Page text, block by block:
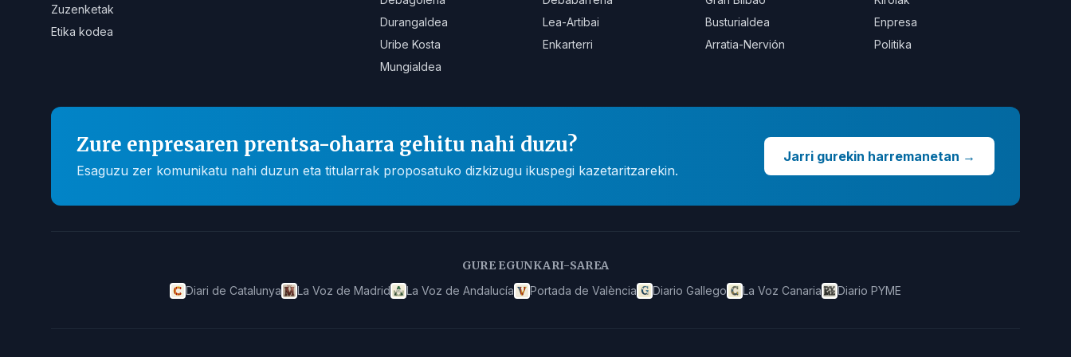
Zuzenketak
Etika kodea
Durangaldea
Lea-Artibai
Busturialdea
Uribe Kosta
Enkarterri
Arratia-Nervión
Mungialdea
Enpresa
Politika
Zure enpresaren prentsa-oharra gehitu nahi duzu?
Esaguzu zer komunikatu nahi duzun eta titularrak proposatuko dizkizugu ikuspegi kazetaritzarekin.
Jarri gurekin harremanetan →
GURE EGUNKARI-SAREA
Diari de Catalunya La Voz de Madrid La Voz de Andalucía Portada de València Diario Gallego La Voz Canaria Diario PYME